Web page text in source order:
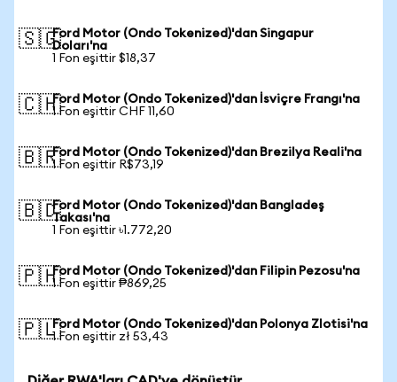
🇸🇬Ford Motor (Ondo Tokenized)'dan Singapur
Doları'na
1 Fon eşittir $18,37
🇨🇭Ford Motor (Ondo Tokenized)'dan İsviçre Frangı'na
1 Fon eşittir CHF 11,60
🇧🇷Ford Motor (Ondo Tokenized)'dan Brezilya Reali'na
1 Fon eşittir R$73,19
🇧🇩Ford Motor (Ondo Tokenized)'dan Bangladeş
Takası'na
1 Fon eşittir ৳1.772,20
🇵🇭Ford Motor (Ondo Tokenized)'dan Filipin Pezosu'na
1 Fon eşittir ₱869,25
🇵🇱Ford Motor (Ondo Tokenized)'dan Polonya Zlotisi'na
1 Fon eşittir zł 53,43